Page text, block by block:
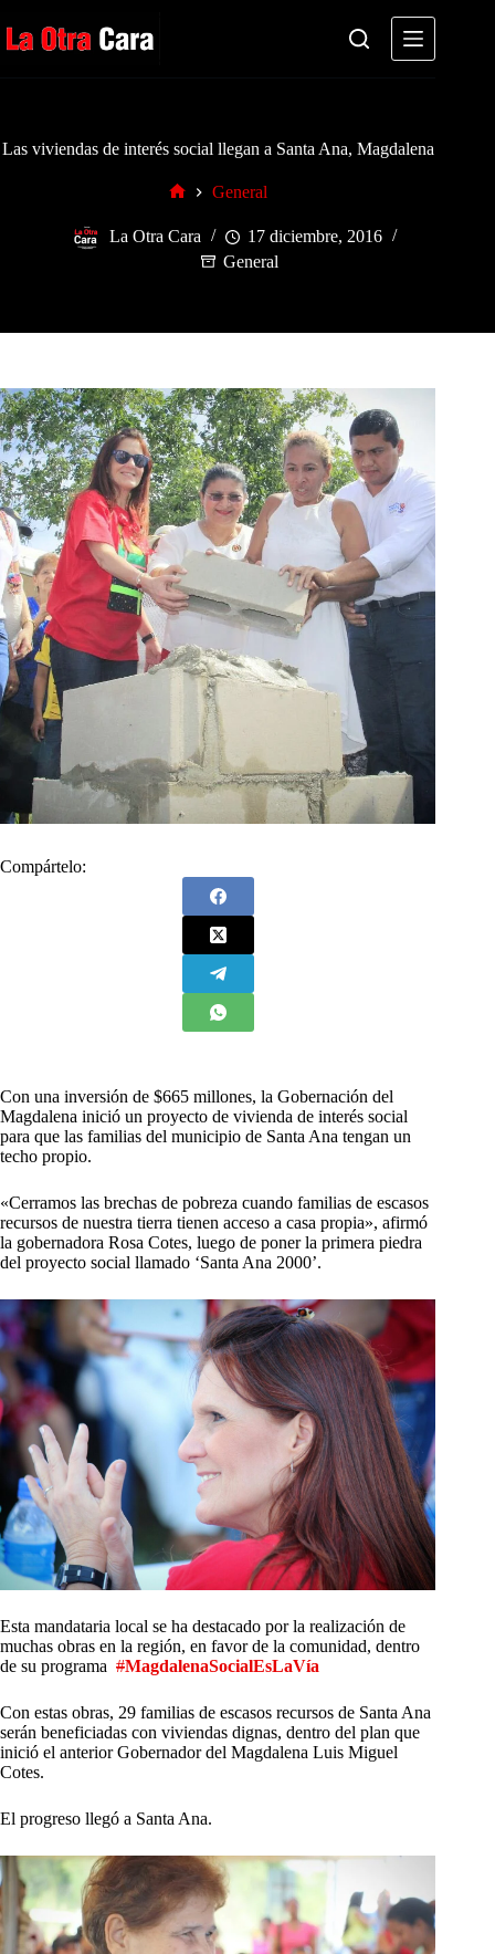
al
contenido
Las viviendas de interés social llegan a Santa Ana, Magdalena
General
La Otra Cara
17 diciembre, 2016
General
Compártelo:
Con una inversión de $665 millones, la Gobernación del
Magdalena inició un proyecto de vivienda de interés social
para que las familias del municipio de Santa Ana tengan un
techo propio.
«Cerramos las brechas de pobreza cuando familias de escasos
recursos de nuestra tierra tienen acceso a casa propia», afirmó
la gobernadora Rosa Cotes, luego de poner la primera piedra
del proyecto social llamado ‘Santa Ana 2000’.
Esta mandataria local se ha destacado por la realización de
muchas obras en la región, en favor de la comunidad, dentro
de su programa #MagdalenaSocialEsLaVía
Con estas obras, 29 familias de escasos recursos de Santa Ana
serán beneficiadas con viviendas dignas, dentro del plan que
inició el anterior Gobernador del Magdalena Luis Miguel
Cotes.
El progreso llegó a Santa Ana.